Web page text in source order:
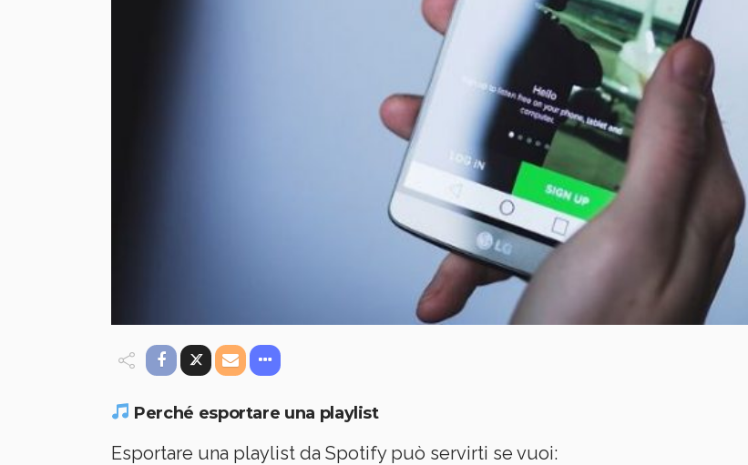
Perché esportare una playlist
Esportare una playlist da Spotify può servirti se vuoi: